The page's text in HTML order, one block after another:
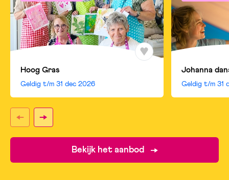
Hoog Gras
Geldig t/m 31 dec 2026
Johanna
Geldig t/m 31
Bekijk het aanbod